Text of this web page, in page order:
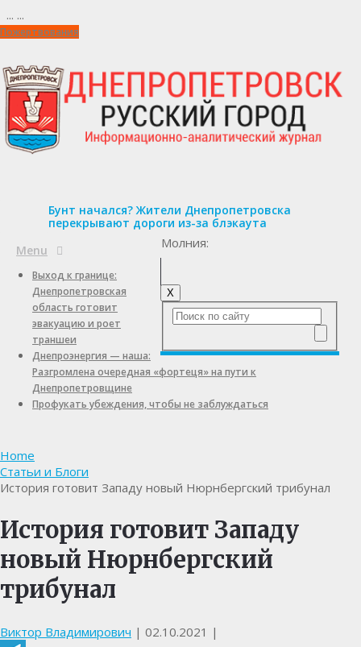
... ...
Пожертвования
Бунт начался? Жители Днепропетровска
перекрывают дороги из-за блэкаута
Menu
X
Молния:
Выход к границе:
Днепропетровская
область готовит
эвакуацию и роет
траншеи
Днепроэнергия — наша:
Разгромлена очередная «фортеця» на пути к
Днепропетровщине
Профукать убеждения, чтобы не заблуждаться
Home
Статьи и Блоги
История готовит Западу новый Нюрнбергский трибунал
История готовит Западу
новый Нюрнбергский
трибунал
Виктор Владимирович | 02.10.2021 |